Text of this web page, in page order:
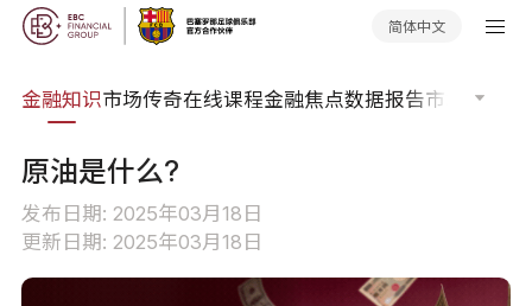
简体中文
金融知识市场传奇在线课程金融焦点数据报告市场分析
原油是什么?
发布日期: 2025年03月18日
更新日期: 2025年03月18日